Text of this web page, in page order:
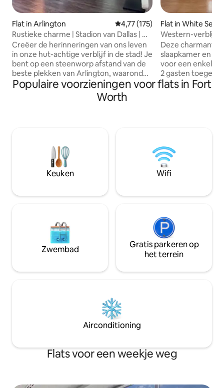
Flat in Arlington Gemiddelde beoordeling van
4,77 (175)
Rustieke charme | Stadion van Dallas | Op
loopafstand van de FIFA
Creëer de herinneringen van ons leven
in onze hut-achtige verblijf in de stad! Je
bent op een steenworp afstand van de
beste plekken van Arlington, waaronder
het AT&T Stadium, Choctaw Stadium,
Globe Life Field en Texas Live! Wij zijn
zorgzame en ervaren Superhosts die
accommodaties in de omgeving, dus als
deze accommodatie niet beschikbaar is
voor de datums die je wilt bezoeken,
bekijk dan ons profiel voor onze andere
Flat in White
Western-verblijf
Deze charmante
slaapkamer en
voor een enkele/
2 gasten
slaapkamer
perfecte mix van
functionaliteit
bevindt zich op
Op slechts 12
overkant van
Populaire voorzieningen voor flats in Fort
Worth
Keuken Wifi
Zwembad
Gratis parkeren op
het terrein
Airconditioning
Flats voor een weekje weg